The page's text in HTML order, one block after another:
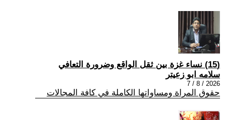
(15) نساء غزة بين ثقل الواقع وضرورة التعافي
سلامه ابو زعيتر
2026 / 8 / 7
حقوق المراة ومساواتها الكاملة في كافة المجالات